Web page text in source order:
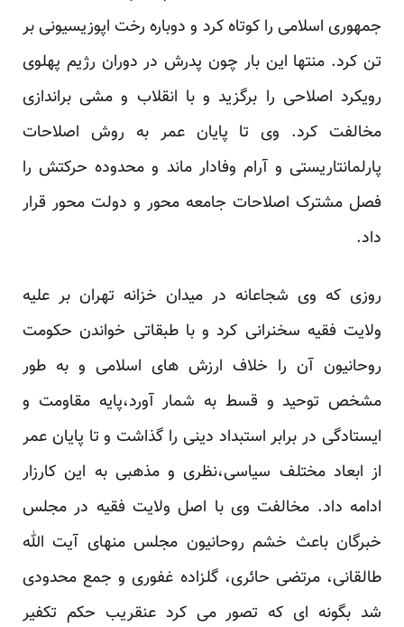
جمهوری اسلامی را کوتاه کرد و دوباره رخت اپوزیسیونی بر
تن کرد. منتها این بار چون پدرش در دوران رژیم پهلوی
رویکرد اصلاحی را برگزید و با انقلاب و مشی براندازی
مخالفت کرد. وی تا پایان عمر به روش اصلاحات
پارلمانتاریستی و آرام وفادار ماند و محدوده حرکتش را
فصل مشترک اصلاحات جامعه محور و دولت محور قرار
داد.
روزی که وی شجاعانه در میدان خزانه تهران بر علیه
ولایت فقیه سخنرانی کرد و با طبقاتی خواندن حکومت
روحانیون آن را خلاف ارزش های اسلامی و به طور
مشخص توحید و قسط به شمار آورد،پایه مقاومت و
ایستادگی در برابر استبداد دینی را گذاشت و تا پایان عمر
از ابعاد مختلف سیاسی،نظری و مذهبی به این کارزار
ادامه داد. مخالفت وی با اصل ولایت فقیه در مجلس
خبرگان باعث خشم روحانیون مجلس منهای آیت الله
طالقانی، مرتضی حائری، گلزاده غفوری و جمع محدودی
شد بگونه ای که تصور می کرد عنقریب حکم تکفیر